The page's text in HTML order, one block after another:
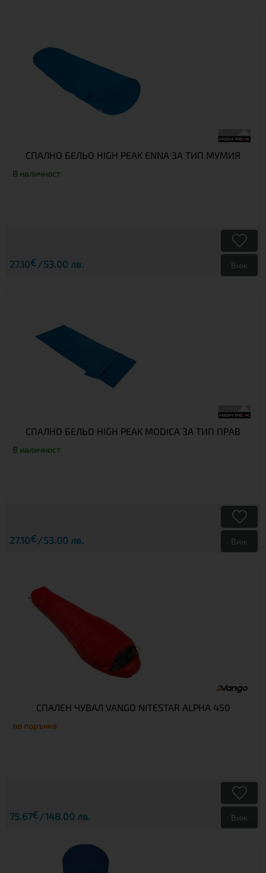
СПАЛНО БЕЛЬО HIGH PEAK ENNA ЗА ТИП МУМИЯ
В наличност
27.10€ 53.00 лв. Виж
СПАЛНО БЕЛЬО HIGH PEAK MODICA ЗА ТИП ПРАВ
В наличност
27.10€ 53.00 лв. Виж
СПАЛЕН ЧУВАЛ VANGO NITESTAR ALPHA 450
по поръчка
75.67€ 148.00 лв. Виж